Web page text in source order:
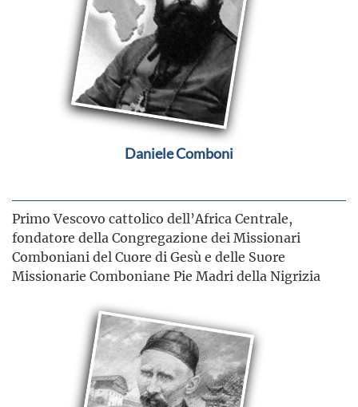
Daniele Comboni
Primo Vescovo cattolico dell’Africa Centrale,
fondatore della Congregazione dei Missionari
Comboniani del Cuore di Gesù e delle Suore
Missionarie Comboniane Pie Madri della Nigrizia